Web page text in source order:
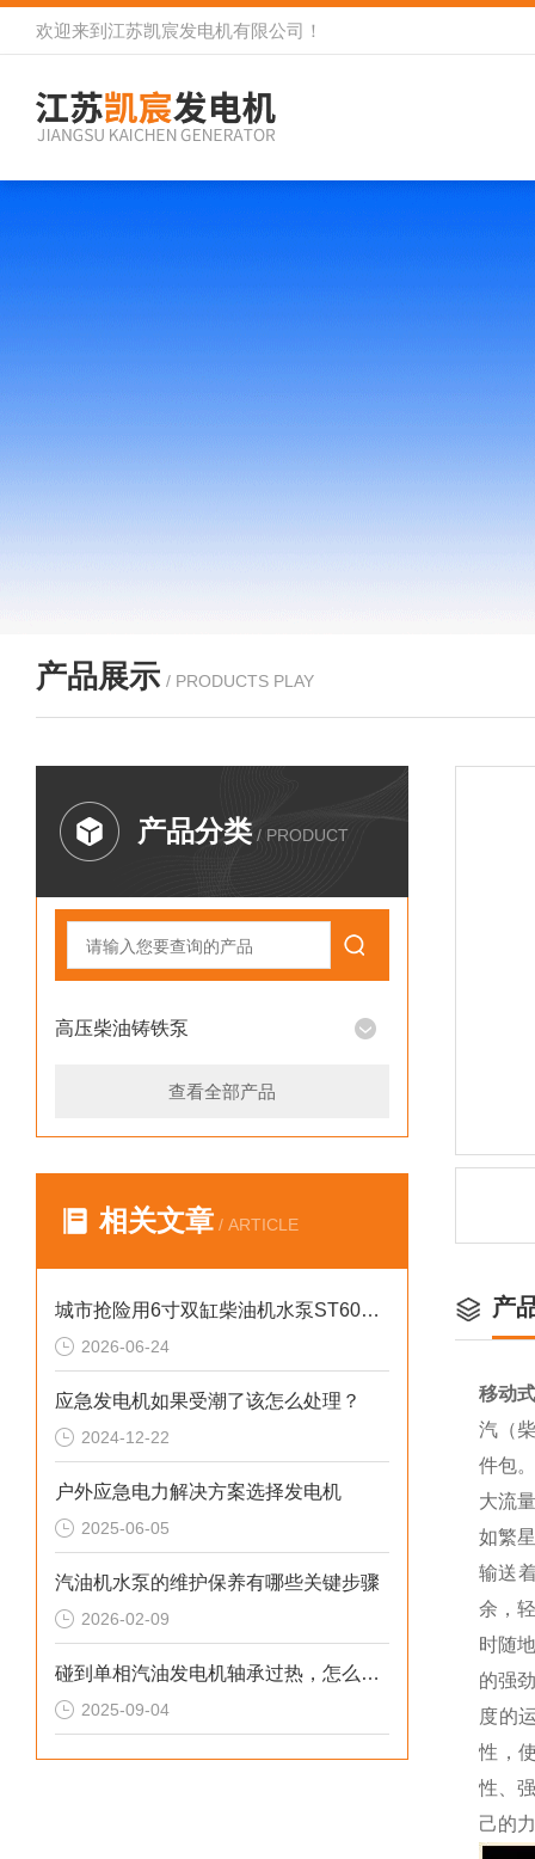
欢迎来到 江苏凯宸发电机有限公司 ！
产品展示 / PRODUCTS PLAY
产品分类 / PRODUCT
高压柴油铸铁泵
查看全部产品
相关文章 / ARTICLE
城市抢险用6寸双缸柴油机水泵ST60DS产品介绍
2026-06-24
应急发电机如果受潮了该怎么处理？
2024-12-22
户外应急电力解决方案选择发电机
2025-06-05
汽油机水泵的维护保养有哪些关键步骤
2026-02-09
碰到单相汽油发电机轴承过热，怎么处理
2025-09-04
产
移动
汽（
件包。
大流
如繁
输送
余，
时随
的强
度的
性，
性、
己的